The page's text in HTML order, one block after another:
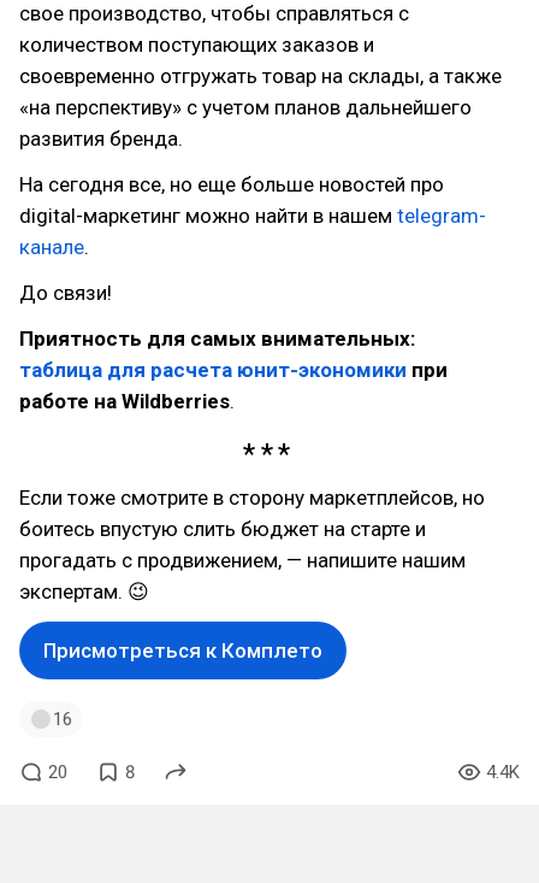
свое производство, чтобы справляться с
количеством поступающих заказов и
своевременно отгружать товар на склады, а также
«на перспективу» с учетом планов дальнейшего
развития бренда.
На сегодня все, но еще больше новостей про
digital-маркетинг можно найти в нашем telegram-
канале.
До связи!
Приятность для самых внимательных:
таблица для расчета юнит-экономики при
работе на Wildberries.
Если тоже смотрите в сторону маркетплейсов, но
боитесь впустую слить бюджет на старте и
прогадать с продвижением, — напишите нашим
экспертам. 😉
Присмотреться к Комплето
16
20 8 4.4K